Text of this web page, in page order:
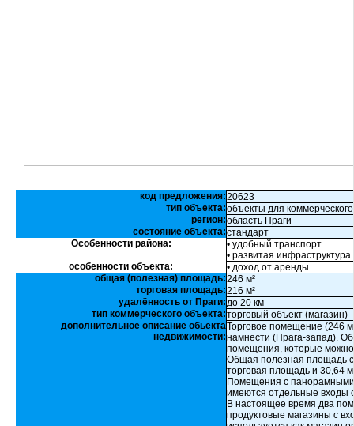
код предложения:20623
тип объекта:объекты для
регион:область Праги
состояние объекта:стандарт
Особенности района:
• удобный транспорт
• развитая инфраструктура
особенности объекта:
• доход от аренды
общая (полезная) площадь:246 м²
торговая площадь:216 м²
удалённость от Праги:до 20 км
тип коммерческого объекта:торговый объект (магазин)
дополнительное описание обьекта
недвижимости:
Торговое помещение (246
намнести (Прага-запад).
помещения, которые
Общая полезная площадь
торговая площадь и 30,64
Помещения с
имеются отдельные входы
В настоящее время два
продуктовые магазины с